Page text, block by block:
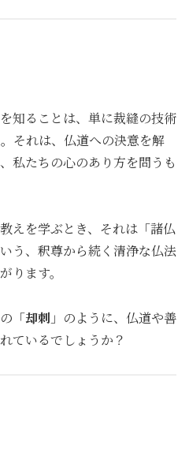
知ることは、単に裁縫の技術
それは、仏道への決意を解
私たちの心のあり方を問うも
えを学ぶとき、それは「諸仏
う、釈尊から続く清浄な仏法
ります。
「却刺 」のように、仏道や善
ているでしょうか？